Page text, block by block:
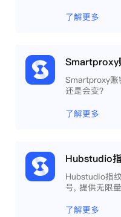
了解更多
Smartproxy账
还是会变？
了解更多
Hubstudio指
号, 提供无限
工作效率 。
了解更多